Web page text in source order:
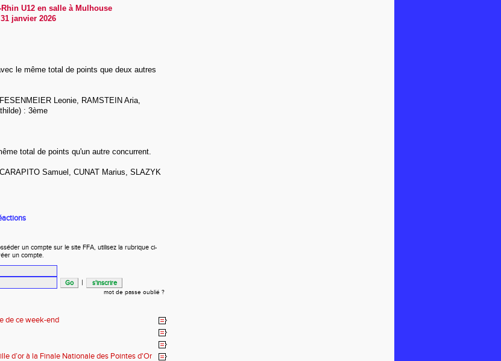
U12 en salle à Mulhouse
31 janvier 2026
le même total de points que deux autres
FESENMEIER Leonie, RAMSTEIN Aria,
: 3ème
total de points qu'un autre concurrent.
CARAPITO Samuel, CUNAT Marius, SLAZYK
un compte sur le site FFA, utilisez la rubrique ci-
un compte.
|
mot de passe oublié ?
de ce week-end
d’or à la Finale Nationale des Pointes d'Or